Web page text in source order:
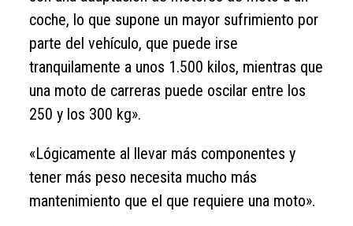
coche, lo que supone un mayor sufrimiento por
parte del vehículo, que puede irse
tranquilamente a unos 1.500 kilos, mientras que
una moto de carreras puede oscilar entre los
250 y los 300 kg».
«Lógicamente al llevar más componentes y
tener más peso necesita mucho más
mantenimiento que el que requiere una moto».